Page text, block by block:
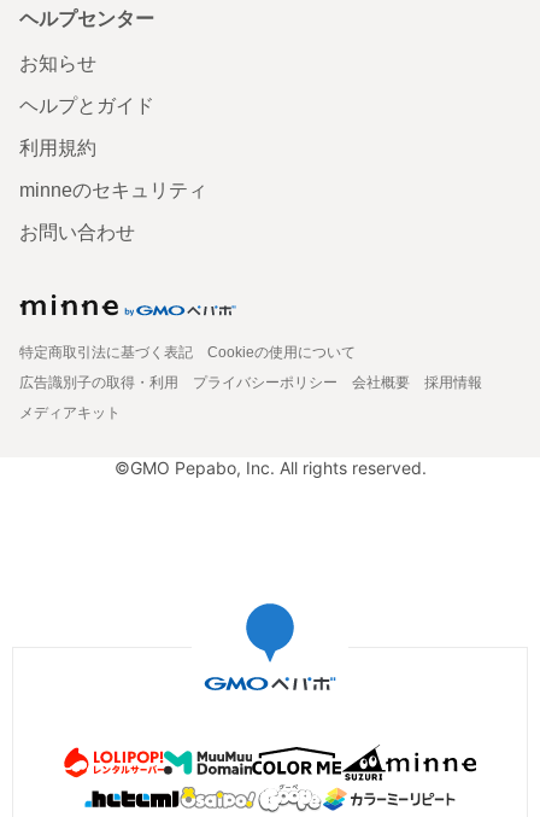
ヘルプセンター
お知らせ
ヘルプとガイド
利用規約
minneのセキュリティ
お問い合わせ
特定商取引法に基づく表記
Cookieの使用について
広告識別子の取得・利用
プライバシーポリシー 会社概要
採用情報
メディアキット
©GMO Pepabo, Inc. All rights reserved.